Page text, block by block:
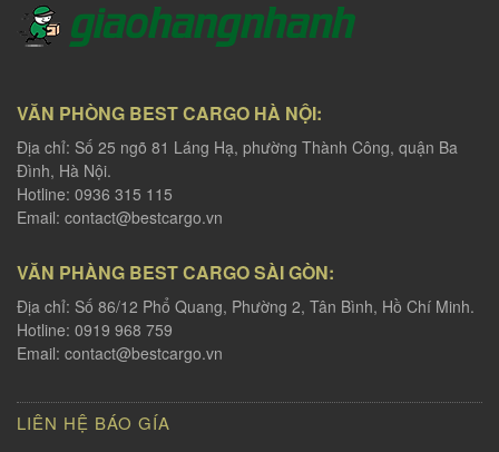
VĂN PHÒNG BEST CARGO HÀ NỘI:
Địa chỉ: Số 25 ngõ 81 Láng Hạ, phường Thành Công, quận Ba
Đình, Hà Nội.
Hotline: 0936 315 115
Email: contact@bestcargo.vn
VĂN PHÀNG BEST CARGO SÀI GÒN:
Địa chỉ: Số 86/12 Phổ Quang, Phường 2, Tân Bình, Hồ Chí Minh.
Hotline: 0919 968 759
Email: contact@bestcargo.vn
LIÊN HỆ BÁO GÍA